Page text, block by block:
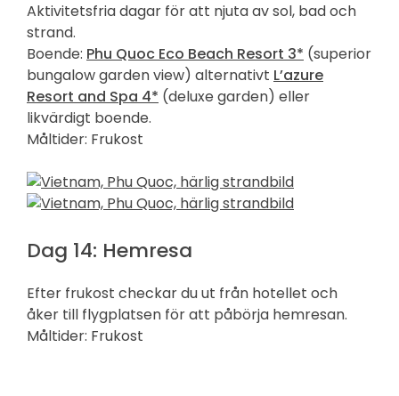
Aktivitetsfria dagar för att njuta av sol, bad och
strand.
Boende: Phu Quoc Eco Beach Resort 3* (superior
bungalow garden view) alternativt L’azure
Resort and Spa 4* (deluxe garden) eller
likvärdigt boende.
Måltider: Frukost
Dag 14: Hemresa
Efter frukost checkar du ut från hotellet och
åker till flygplatsen för att påbörja hemresan.
Måltider: Frukost